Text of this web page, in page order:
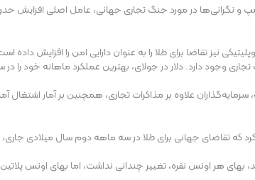
نیز تقاضا برای طلا را به عنوان دارایی‌ امن را افزایش
وجود دارد. دلار در جولای، بهترین عملکرد ماهانه خود را در سال ۲۰۲۵
سرمایه‌گذاران علاوه بر مذاکرات تجاری، همچنین بر آمار
برای طلا در سه ماهه دوم سال میلادی جاری، با رشد ۷۸ درصدی سرمایه‌گذاری، سه درصد افزایش یافته و به
بهای هر اونس نقره، تغییر چندانی نداشت، اما بهای اونس